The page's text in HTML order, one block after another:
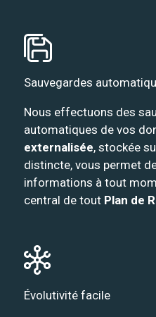
Sauvegardes
Nous effectuons des
automatiques de vos
externalisée, stockée
distincte, vous permet
informations à tout
central de tout Plan de
Évolutivité facile